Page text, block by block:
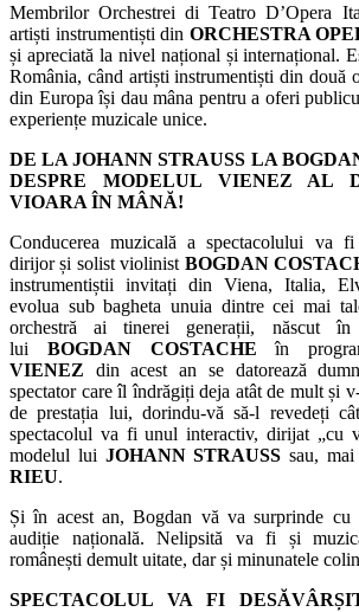
Membrilor Orchestrei di Teatro D’Opera
artiști instrumentiști din ORCHESTRA
și apreciată la nivel național și internațional.
România, când artiști instrumentiști din două
din Europa își dau mâna pentru a oferi
experiențe muzicale unice.
DE LA JOHANN STRAUSS LA
DESPRE MODELUL VIENEZ AL
VIOARA ÎN MÂNĂ!
Conducerea muzicală a spectacolului va
dirijor și solist violinist BOGDAN
instrumentiștii invitați din Viena, Italia,
evolua sub bagheta unuia dintre cei mai
orchestră ai tinerei generații, născut în
lui BOGDAN COSTACHE în
VIENEZ din acest an se datorează
spectator care îl îndrăgiți deja atât de mult și
de prestația lui, dorindu-vă să-l revedeți
spectacolul va fi unul interactiv, dirijat „cu
modelul lui JOHANN STRAUSS sau,
RIEU.
Și în acest an, Bogdan vă va surprinde cu
audiție națională. Nelipsită va fi și
românești demult uitate, dar și minunatele
SPECTACOLUL VA FI